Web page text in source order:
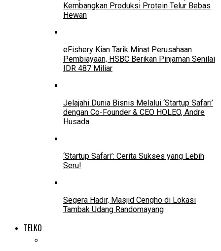
Kembangkan Produksi Protein Telur Bebas
Hewan
eFishery Kian Tarik Minat Perusahaan
Pembiayaan, HSBC Berikan Pinjaman Senilai
IDR 487 Miliar
Jelajahi Dunia Bisnis Melalui ‘Startup Safari’
dengan Co-Founder & CEO HOLEO, Andre
Husada
‘Startup Safari’: Cerita Sukses yang Lebih
Seru!
Segera Hadir, Masjid Cengho di Lokasi
Tambak Udang Randomayang
TELKO